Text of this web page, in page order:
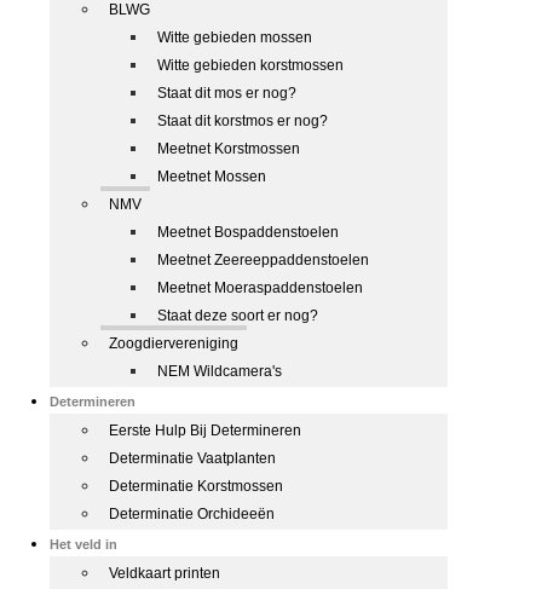
BLWG
Witte gebieden mossen
Witte gebieden korstmossen
Staat dit mos er nog?
Staat dit korstmos er nog?
Meetnet Korstmossen
Meetnet Mossen
NMV
Meetnet Bospaddenstoelen
Meetnet Zeereeppaddenstoelen
Meetnet Moeraspaddenstoelen
Staat deze soort er nog?
Zoogdiervereniging
NEM Wildcamera's
Determineren
Eerste Hulp Bij Determineren
Determinatie Vaatplanten
Determinatie Korstmossen
Determinatie Orchideeën
Het veld in
Veldkaart printen